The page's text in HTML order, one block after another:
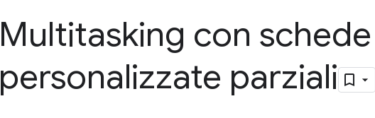
Multitasking con schede
personalizzate parziali